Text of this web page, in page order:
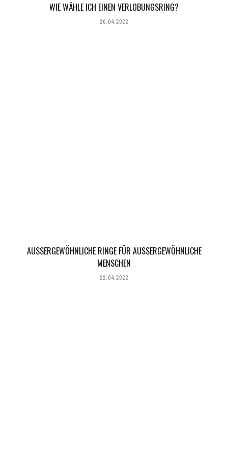
WIE WÄHLE ICH EINEN VERLOBUNGSRING?
26.04.2022
AUSSERGEWÖHNLICHE RINGE FÜR AUSSERGEWÖHNLICHE ME
NSCHEN
22.04.2022